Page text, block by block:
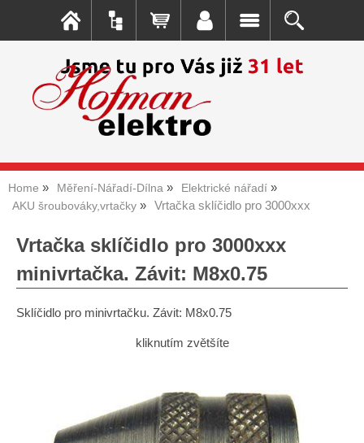
Home Měření-Nářadí-Dílna
Elektrické nářadí
AKU šroubováky,vrtačky
Vrtačka sklíčidlo pro 3000xxx
Vrtačka sklíčidlo pro 3000xxx
minivrtačka. Závit: M8x0.75
Sklíčidlo pro minivrtačku. Závit: M8x0.75
kliknutím zvětšíte